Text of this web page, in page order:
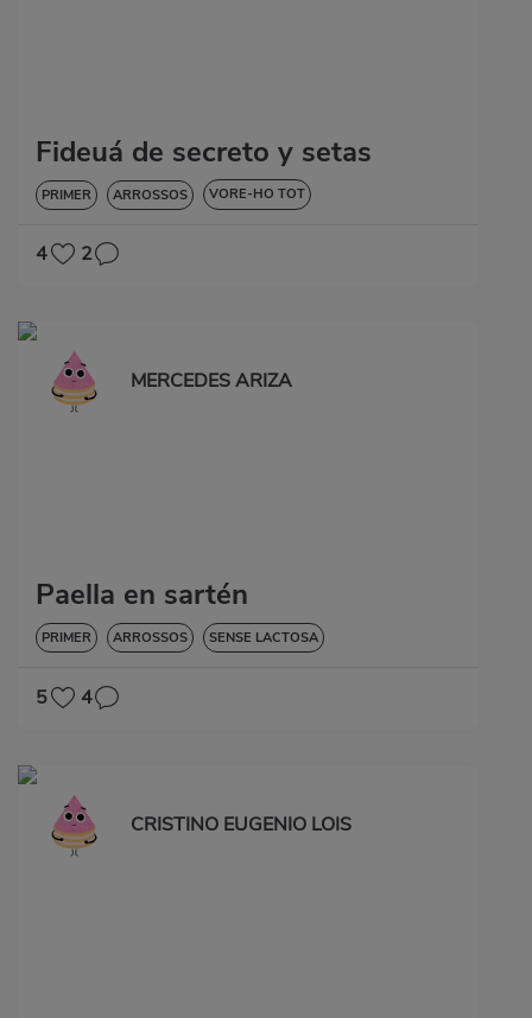
Fideuá de secreto y setas
PRIMER ARROSSOS VORE-HO TOT
4 2
MERCEDES ARIZA
Paella en sartén
PRIMER ARROSSOS SENSE LACTOSA
5 4
CRISTINO EUGENIO LOIS